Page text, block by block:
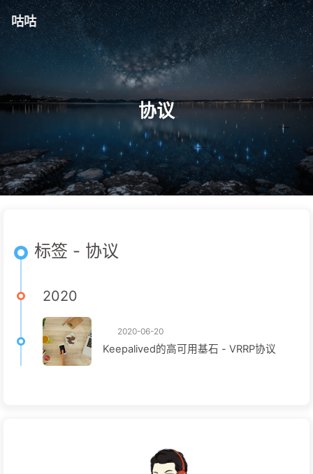
咕咕
协议
标签 - 协议
2020
2020-06-20
Keepalived的高可用基石 - VRRP协议